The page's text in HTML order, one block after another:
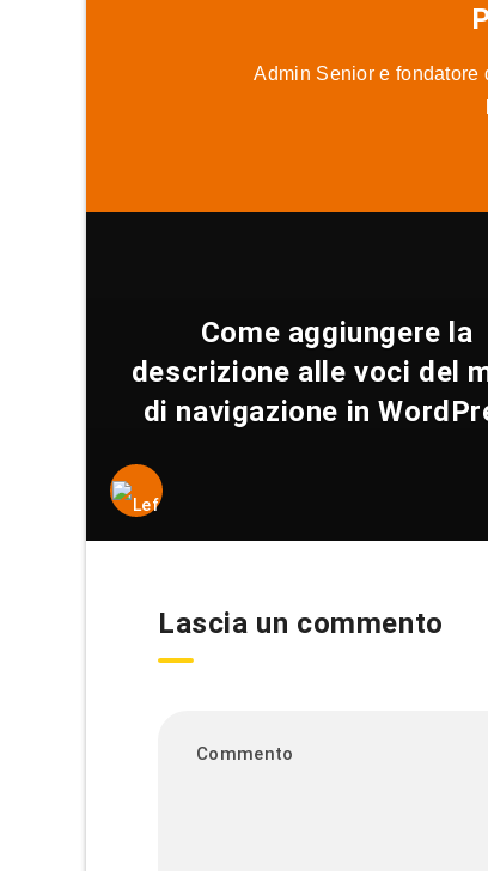
Admin Senior e
Come aggiungere la
descrizione alle voci del
di navigazione in
Lascia un commento